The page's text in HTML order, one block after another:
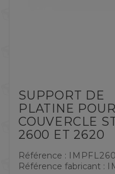
SUPPORT DE
PLATINE POUR
COUVERCLE
2600 ET 2620
Référence :
Référence fabricant :